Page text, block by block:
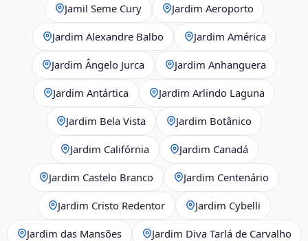
Jamil Seme Cury Jardim Aeroporto
Jardim Alexandre Balbo Jardim América
Jardim Ângelo Jurca Jardim Anhanguera
Jardim Antártica Jardim Arlindo Laguna
Jardim Bela Vista Jardim Botânico
Jardim Califórnia Jardim Canadá
Jardim Castelo Branco Jardim Centenário
Jardim Cristo Redentor Jardim Cybelli
Jardim das Mansões Jardim Diva Tarlá de Carvalho